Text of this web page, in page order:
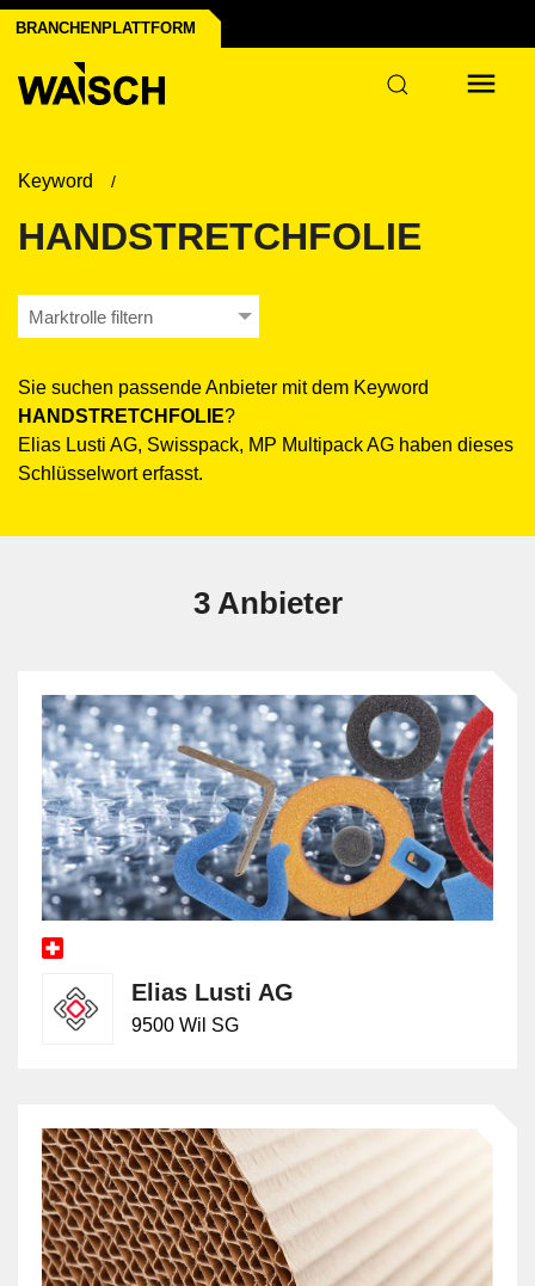
BRANCHENPLATTFORM
Keyword
HANDSTRETCHFOLIE
Marktrolle filtern
Sie suchen passende Anbieter mit dem Keyword
HANDSTRETCHFOLIE?
Elias Lusti AG, Swisspack, MP Multipack AG haben dieses
Schlüsselwort erfasst.
3 Anbieter
Elias Lusti AG
9500 Wil SG